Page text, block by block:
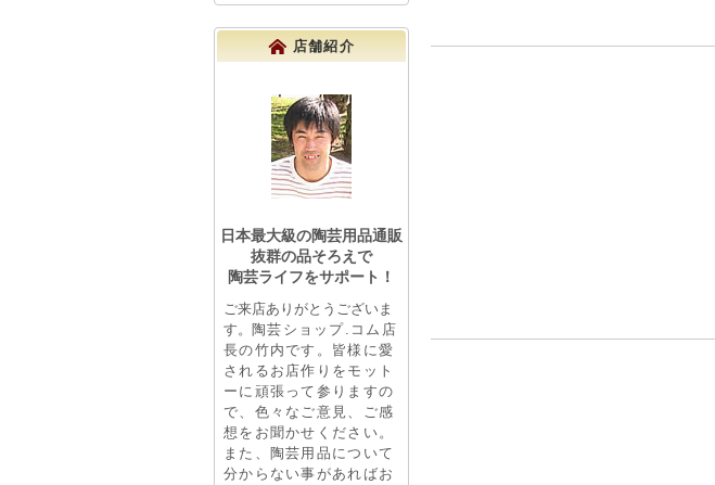
店舗紹介
日本最大級の陶芸用品通販
抜群の品そろえで
陶芸ライフをサポート！
ご来店ありがとうございま
す。 陶芸ショップ.コム店
長の竹内です。皆様に愛
されるお店作りをモット
ーに頑張って参りますの
で、色々なご意見、ご感
想をお聞かせください。
また、陶芸用品について
分からない事があればお